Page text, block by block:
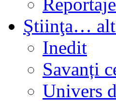
Ştiinţa…
Inedit
Savanți
Univers